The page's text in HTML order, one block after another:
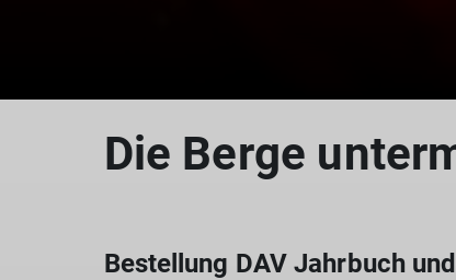
Die Berge
Bestellung DAV Jahrbuch